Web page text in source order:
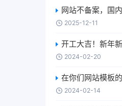
网站不备案，国
2025-12-11
开工大吉！新年新气象！祝大家在龙年恭喜发
2024-02-20
在你们网站模板的基
2024-02-14